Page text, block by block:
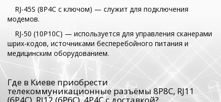
RJ-45S (8P4C с ключом) — служит для подключения
модемов.
RJ-50 (10P10C) — используется для управления сканерами
шрих-кодов, источниками бесперебойного питания и
медицинским оборудованием.
Где в Киеве приобрести
телекоммуникационные разъёмы 8P8C, RJ11